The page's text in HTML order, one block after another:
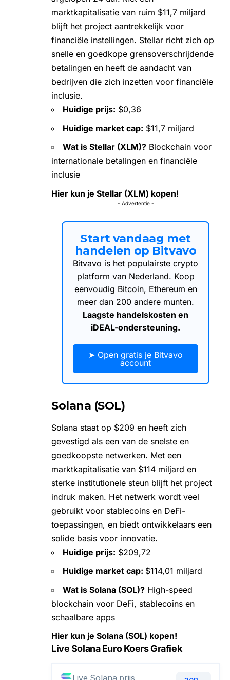
marktkapitalisatie van ruim $11,7 miljard
blijft het project aantrekkelijk voor
financiële instellingen. Stellar richt zich op
snelle en goedkope grensoverschrijdende
betalingen en heeft de aandacht van
bedrijven die zich inzetten voor financiële
inclusie.
Huidige prijs: $0,36
Huidige market cap: $11,7 miljard
Wat is Stellar (XLM)? Blockchain voor
internationale betalingen en financiële
inclusie
Hier kun je Stellar (XLM) kopen!
- Advertentie -
Start vandaag met
handelen op Bitvavo
Bitvavo is het populairste crypto
platform van Nederland. Koop
eenvoudig Bitcoin, Ethereum en
meer dan 200 andere munten.
Laagste handelskosten en
iDEAL-ondersteuning.
➤ Open gratis je Bitvavo
account
Solana (SOL)
Solana staat op $209 en heeft zich
gevestigd als een van de snelste en
goedkoopste netwerken. Met een
marktkapitalisatie van $114 miljard en
sterke institutionele steun blijft het project
indruk maken. Het netwerk wordt veel
gebruikt voor stablecoins en DeFi-
toepassingen, en biedt ontwikkelaars een
solide basis voor innovatie.
Huidige prijs: $209,72
Huidige market cap: $114,01 miljard
Wat is Solana (SOL)? High-speed
blockchain voor DeFi, stablecoins en
schaalbare apps
Hier kun je Solana (SOL) kopen!
Live Solana Euro Koers Grafiek